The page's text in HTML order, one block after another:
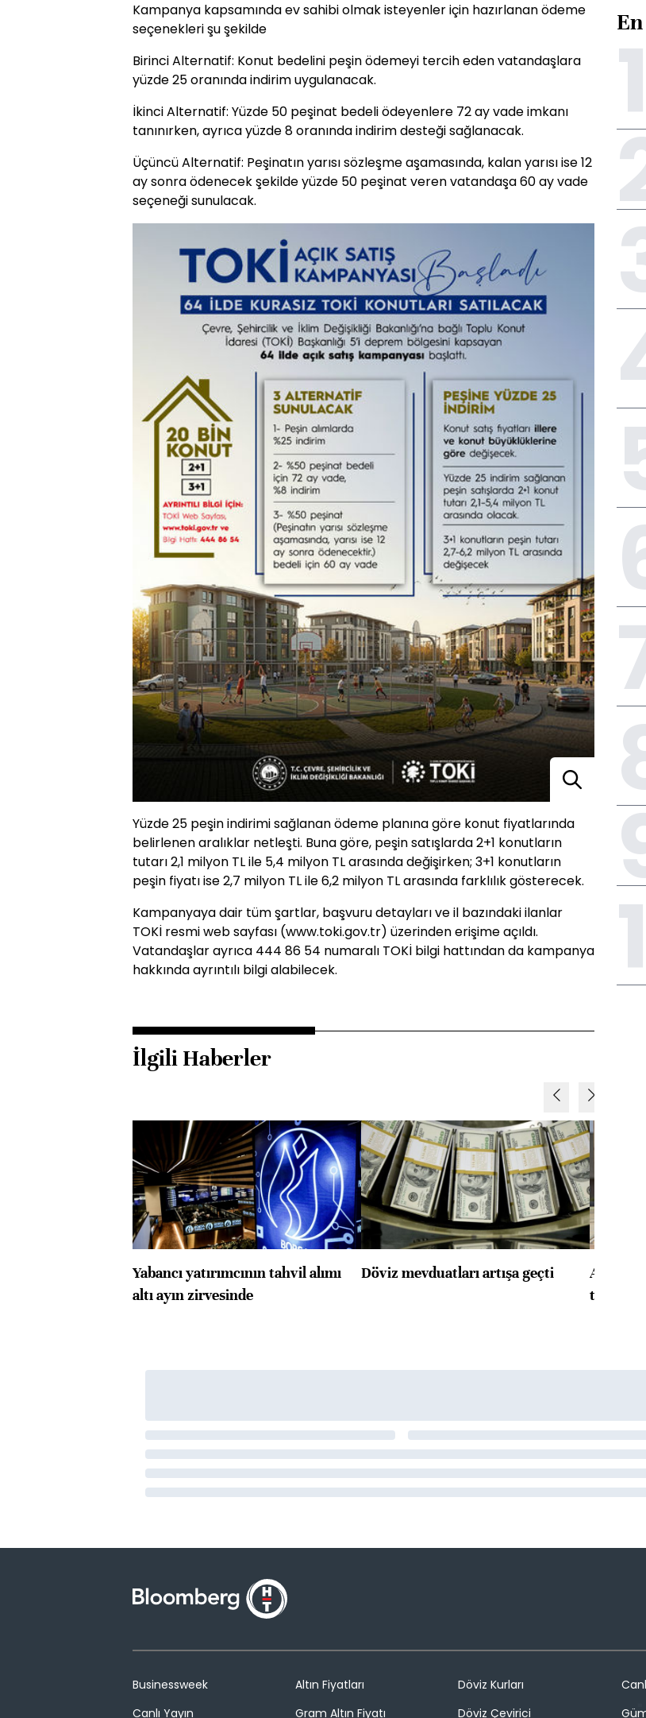
Kampanya kapsamında ev sahibi olmak isteyenler için hazırlanan ödeme
seçenekleri şu şekilde
Birinci Alternatif: Konut bedelini peşin ödemeyi tercih eden vatandaşlara
yüzde 25 oranında indirim uygulanacak.
İkinci Alternatif: Yüzde 50 peşinat bedeli ödeyenlere 72 ay vade imkanı
tanınırken, ayrıca yüzde 8 oranında indirim desteği sağlanacak.
Üçüncü Alternatif: Peşinatın yarısı sözleşme aşamasında, kalan yarısı ise 12
ay sonra ödenecek şekilde yüzde 50 peşinat veren vatandaşa 60 ay vade
seçeneği sunulacak.
Yüzde 25 peşin indirimi sağlanan ödeme planına göre konut fiyatlarında
belirlenen aralıklar netleşti. Buna göre, peşin satışlarda 2+1 konutların
tutarı 2,1 milyon TL ile 5,4 milyon TL arasında değişirken; 3+1 konutların
peşin fiyatı ise 2,7 milyon TL ile 6,2 milyon TL arasında farklılık gösterecek.
Kampanyaya dair tüm şartlar, başvuru detayları ve il bazındaki ilanlar
TOKİ resmi web sayfası (www.toki.gov.tr) üzerinden erişime açıldı.
Vatandaşlar ayrıca 444 86 54 numaralı TOKİ bilgi hattından da kampanya
hakkında ayrıntılı bilgi alabilecek.
İlgili Haberler
Yabancı yatırımcının tahvil alımı
altı ayın zirvesinde
Döviz mevduatları artışa geçti
ABD'de
Businessweek
Canlı Yayın
Altın Fiyatları
Gram Altın Fiyatı
Döviz Kurları
Döviz Çevirici